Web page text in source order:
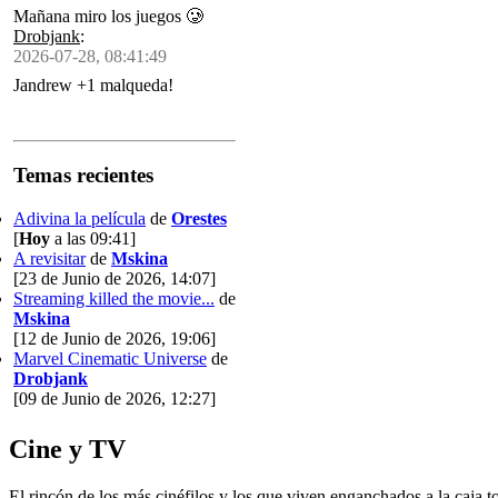
Mañana miro los juegos 🥲
Drobjank:
2026-07-28, 08:41:49
Jandrew +1 malqueda!
Temas recientes
Adivina la película de Orestes
[Hoy a las 09:41]
A revisitarde Mskina
[23 de Junio de 2026, 14:07]
Streaming killed the movie... de
Mskina
[12 de Junio de 2026, 19:06]
Marvel Cinematic Universe de
Drobjank
[09 de Junio de 2026, 12:27]
Cine y TV